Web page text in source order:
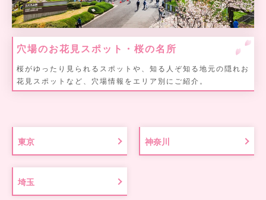
穴場のお花見スポット・桜の名所
桜がゆったり見られるスポットや、知る人ぞ知る地元の隠れお
花見スポットなど、穴場情報をエリア別にご紹介。
東京 神奈川
埼玉